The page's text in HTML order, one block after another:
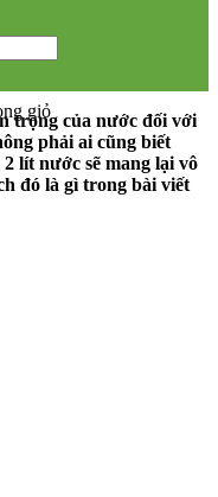
giỏ
trọng của nước đối với
phải ai cũng biết
lít nước sẽ mang lại vô
đó là gì trong bài viết